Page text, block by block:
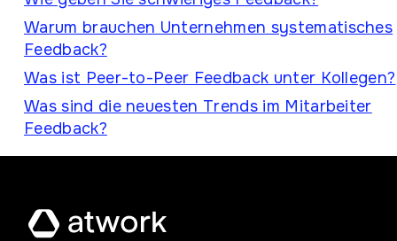
Warum brauchen Unternehmen systematisches
Feedback?
Was ist Peer-to-Peer Feedback unter Kollegen?
Was sind die neuesten Trends im Mitarbeiter
Feedback?